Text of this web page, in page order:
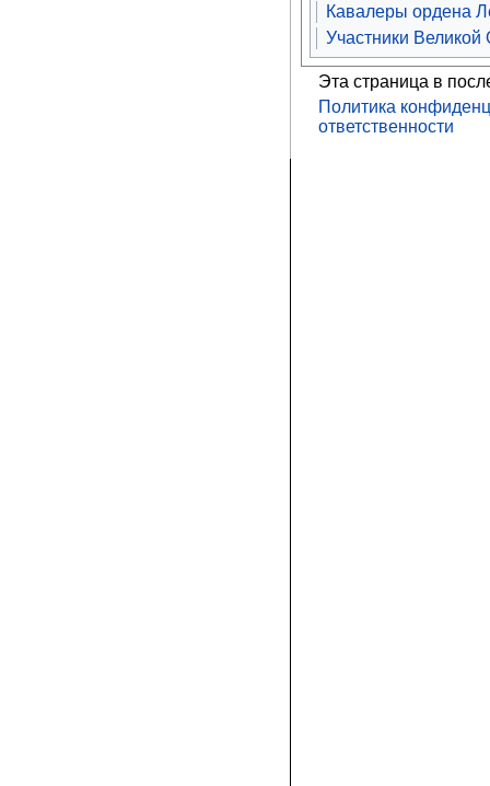
Кавалеры ордена
Участники
Эта страница в
Политика
ответственности